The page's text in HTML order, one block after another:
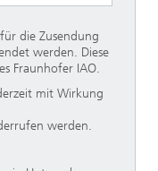
die Zusendung
werden. Diese
Fraunhofer IAO.
mit Wirkung
werden.